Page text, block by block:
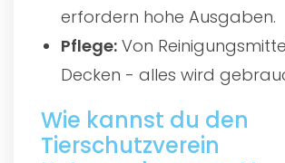
erfordern hohe Ausgaben.
Pflege: Von
Decken - alles wird
Wie kannst du den
Tierschutzverein